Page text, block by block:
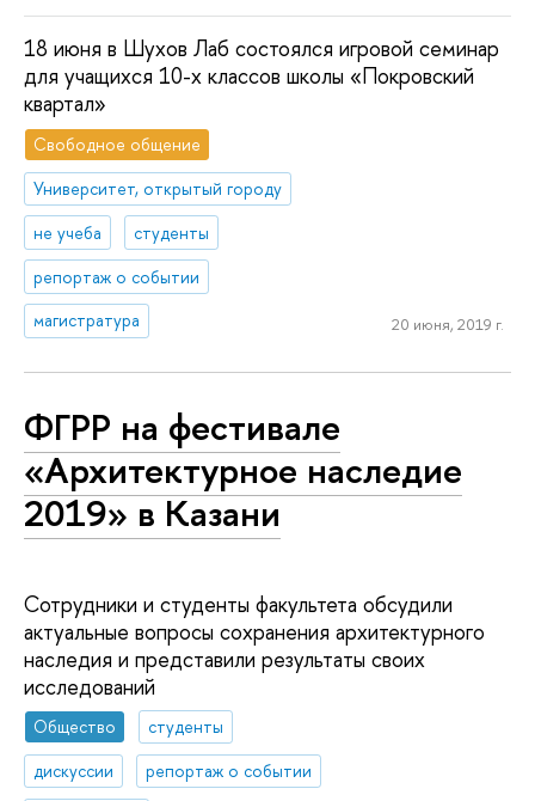
18 июня в Шухов Лаб состоялся игровой семинар
для учащихся 10-х классов школы «Покровский
квартал»
Свободное общение
Университет, открытый городу
не учеба
студенты
репортаж о событии
магистратура
20 июня, 2019 г.
ФГРР на фестивале
«Архитектурное наследие
2019» в Казани
Сотрудники и студенты факультета обсудили
актуальные вопросы сохранения архитектурного
наследия и представили результаты своих
исследований
Общество
студенты
дискуссии
репортаж о событии